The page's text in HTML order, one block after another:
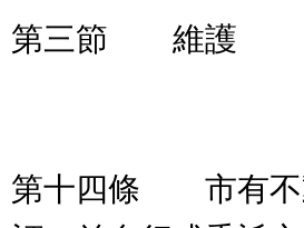
第三節 維護
第十四條 市有不